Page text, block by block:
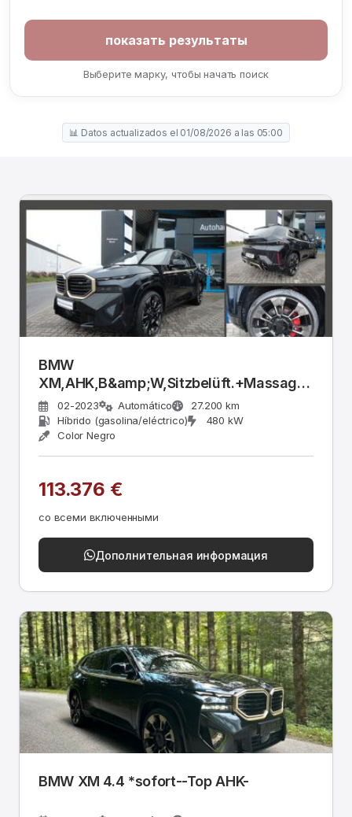
Выберите марку, чтобы начать поиск
📊 Datos actualizados el 01/08/2026 a las 05:00
BMW
XM,AHK,B&amp;W,Sitzbelüft.+Massage,Leder
schwarz,23&quot;
02-2023 Automático
27.200 km
Híbrido (gasolina/eléctrico)
480 kW
Color Negro
113.376 €
со всеми включенными
Дополнительная информация
BMW XM 4.4 *sofort--Top AHK-